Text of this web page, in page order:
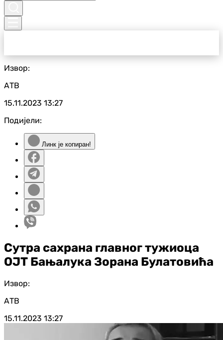
Извор:
АТВ
15.11.2023 13:27
Подијели:
Линк је копиран!
Сутра сахрана главног тужиоца
ОЈТ Бањалука Зорана Булатовића
Извор:
АТВ
15.11.2023 13:27